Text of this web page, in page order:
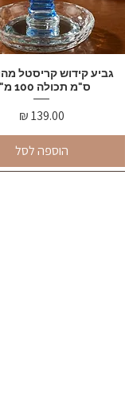
תצוגה מהירה
ס"מ תכולה 100 מ"ל
מחיר
הוספה לסל